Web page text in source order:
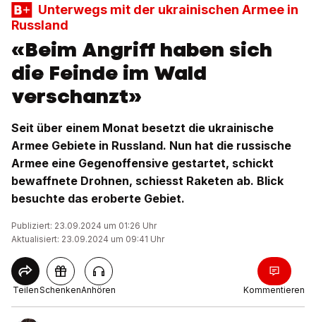
Unterwegs mit der ukrainischen Armee in
Russland
«Beim Angriff haben sich
die Feinde im Wald
verschanzt»
Seit über einem Monat besetzt die ukrainische
Armee Gebiete in Russland. Nun hat die russische
Armee eine Gegenoffensive gestartet, schickt
bewaffnete Drohnen, schiesst Raketen ab. Blick
besuchte das eroberte Gebiet.
Publiziert: 23.09.2024 um 01:26 Uhr
Aktualisiert: 23.09.2024 um 09:41 Uhr
TeilenSchenkenAnhören Kommentieren